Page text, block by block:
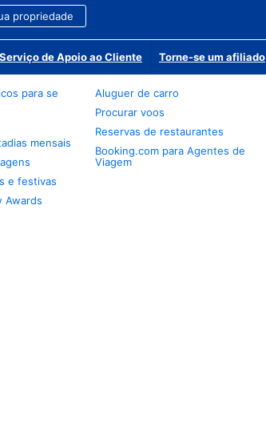
propriedade
Serviço de Apoio ao Cliente Torne-se um afiliado
para se
mensais
e festivas
Awards
Aluguer de carro
Procurar voos
Reservas de restaurantes
Booking.com para Agentes de
Viagem